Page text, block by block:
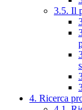
3.5. Il
4. Ricerca